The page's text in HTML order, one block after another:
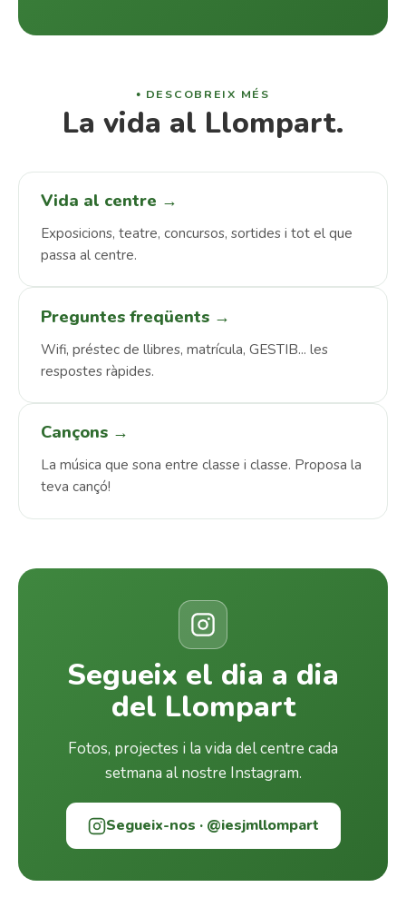
DESCOBREIX MÉS
La vida al Llompart.
Vida al centre →
Exposicions, teatre, concursos, sortides i tot el que
passa al centre.
Preguntes freqüents →
Wifi, préstec de llibres, matrícula, GESTIB... les
respostes ràpides.
Cançons →
La música que sona entre classe i classe. Proposa la
teva cançó!
Segueix el dia a dia
del Llompart
Fotos, projectes i la vida del centre cada
setmana al nostre Instagram.
Segueix-nos · @iesjmllompart